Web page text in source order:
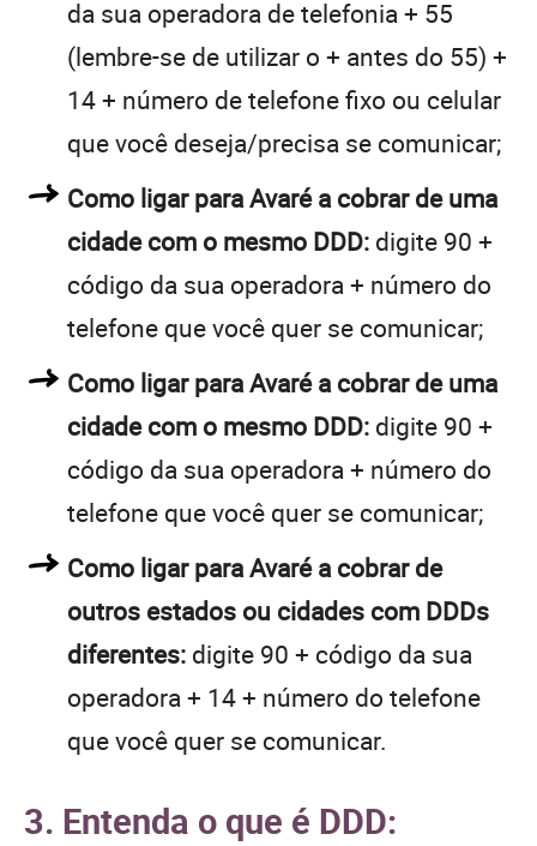
da sua operadora de telefonia + 55
(lembre-se de utilizar o + antes do 55) +
14 + número de telefone fixo ou celular
que você deseja/precisa se comunicar;
Como ligar para Avaré a cobrar de uma
cidade com o mesmo DDD: digite 90 +
código da sua operadora + número do
telefone que você quer se comunicar;
Como ligar para Avaré a cobrar de uma
cidade com o mesmo DDD: digite 90 +
código da sua operadora + número do
telefone que você quer se comunicar;
Como ligar para Avaré a cobrar de
outros estados ou cidades com DDDs
diferentes: digite 90 + código da sua
operadora + 14 + número do telefone
que você quer se comunicar.
3. Entenda o que é DDD: